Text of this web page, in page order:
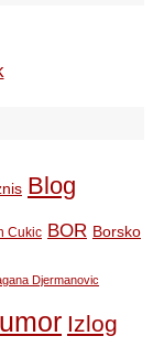
Blog
Cukic BOR Borsko
Djermanovic
Izlog